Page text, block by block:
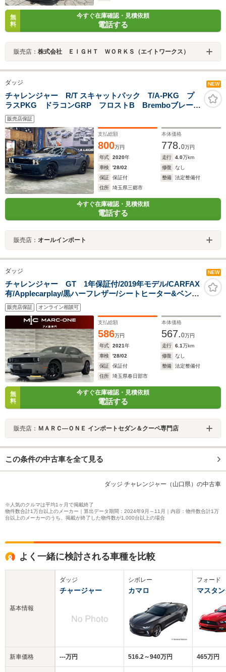
無
料
今すぐ在庫確認・見積依頼
電話する
販売店： 株式会社 ＥＩＧＨＴ ＷＯＲＫＳ（エイトワークス）
ダッジ NEW
チャレンジャー R/T スキャットパック T/A-PKG プ
ラスPKG ドラコンGRP フロストB Bremboブレー
キ Apple CarPlay/ Android Auto
販売店保証
支払総額
800万円
本体価格
778.0万円
年式
2020年 走行 4.0万km
車検
'28/02 修復
なし
保証
保証付 整備
法定整備付
住所
埼玉県三郷市
今すぐ在庫確認・見積依頼
電話する
販売店： オールインポート
ダッジ NEW
チャレンジャー GT 1年保証付/2019年モデル/CARFAX
有/Applecarplay/黒ハーフレザー/シートヒーター&ベンチ
レーション/ステアリングヒーター/ALPINEサウンド/ブレ
ンボキャリパー/Bカメラ/純正20AW
販売店保証 オンライン相談可
支払総額
586万円
本体価格
567.0万円
年式
2021年 走行 6.1万km
車検
'28/02 修復
なし
保証
保証付 整備
法定整備付
住所
埼玉県春日部市
無
料
今すぐ在庫確認・見積依頼
電話する
販売店： ＭＡＲＣ―ＯＮＥ インポートセダン＆クーペ専門店
この条件の中古車を全て見る
ダッジ チャレンジャー（山口県）の中古車
※人気のクルマは平均1ヶ月で掲載終了
物件数合計1万台以上のメーカー｜算出データ期間：2024年9月～11月｜内容：物件数合計1万
台以上のメーカーのうち、掲載が終了した物件数が1,000台以上の場合
よく一緒に検討される車種を比較
基本情報
新車価格
ダッジ
チャージャー
‐‐‐万円
シボレー
カマロ
516.2～940万円
フォード
マスタ
465万円